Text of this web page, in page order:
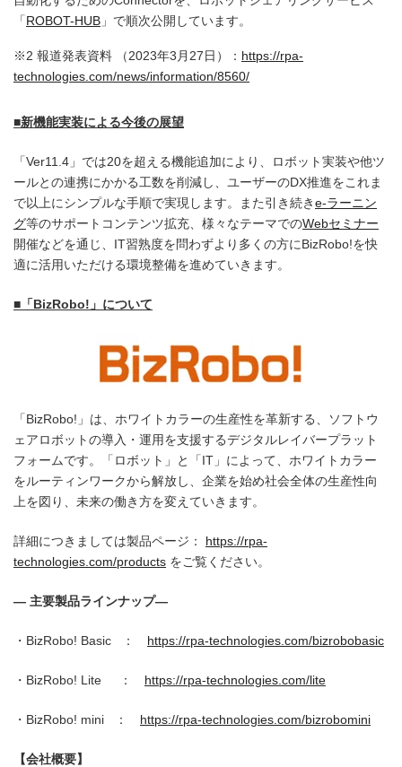
「ROBOT-HUB 」で順次公開しています。
※2 報道発表資料 （2023年3月27日）： https://rpa-
technologies.com/news/information/8560/
■新機能実装による今後の展望
「Ver11.4」では20を超える機能追加により、ロボット実装や他ツ
ールとの連携にかかる工数を削減し、ユーザーのDX推進をこれま
で以上にシンプルな手順で実現します。また引き続きe-ラーニン
グ等のサポートコンテンツ拡充、様々なテーマでのWebセミナー
開催などを通じ、IT習熟度を問わずより多くの方にBizRobo!を快
適に活用いただける環境整備を進めていきます。
■「BizRobo!」について
「BizRobo!」は、ホワイトカラーの生産性を革新する、ソフトウ
ェアロボットの導入・運用を支援するデジタルレイバープラット
フォームです。「ロボット」と「IT」によって、ホワイトカラー
をルーティンワークから解放し、企業を始め社会全体の生産性向
上を図り、未来の働き方を変えていきます。
詳細につきましては製品ページ： https://rpa-
technologies.com/products をご覧ください。
― 主要製品ラインナップ―
・BizRobo! Basic ： https://rpa-technologies.com/bizrobobasic
・BizRobo! Lite ： https://rpa-technologies.com/lite
・BizRobo! mini ： https://rpa-technologies.com/bizrobomini
【会社概要】